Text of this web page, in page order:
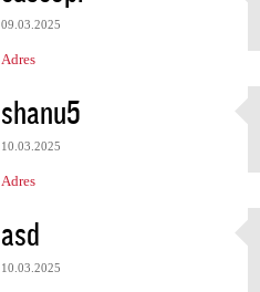
09.03.2025
Adres
shanu5
10.03.2025
Adres
asd
10.03.2025